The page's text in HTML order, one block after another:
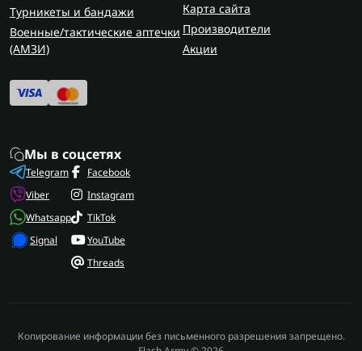
Турникеты и бандажи
Военные/тактические аптечки
(AMЗИ)
Карта сайта
Производители
Акции
Мы в соцсетях
Telegram
Viber
Whatsapp
Signal
Facebook
Instagram
TikTok
YouTube
Threads
Копирование информации без письменного разрешения запрещено.